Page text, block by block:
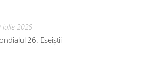
iulie 2026
26. Eseiștii